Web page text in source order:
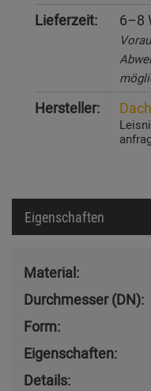
Lieferzeit:
6–8
Hersteller:
Eigenschaften
Material:
Durchmesser (DN):
Form:
Eigenschaften:
Details: